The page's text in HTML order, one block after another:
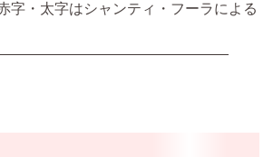
字・太字はシャンティ・フーラによる